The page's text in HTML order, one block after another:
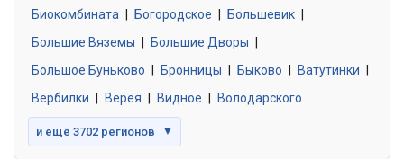
0 объявлений
Биокомбината
Богородское Большевик
Большие Вяземы
Большие Дворы
Большое Буньково
Бронницы Быково Ватутинки
Вербилки
Верея Видное Володарского
и ещё 3702 регионов ▼